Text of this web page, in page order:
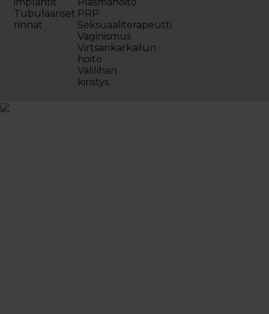
Tubulaariset
rinnat
PRP
Seksuaaliterapeutti
Vaginismus
Virtsankarkailun
hoito
Välilihan
kiristys